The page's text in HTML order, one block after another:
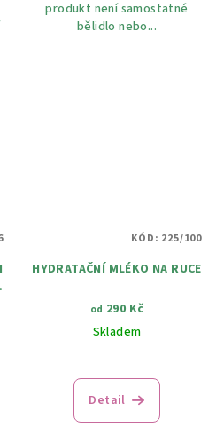
produkt není samostatné
bělidlo nebo...
HYDRATAČNÍ MLÉKO NA RUCE
od 290 Kč
Skladem
Detail
KÓD: 225/100